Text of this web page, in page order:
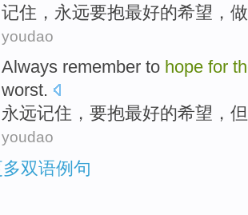
记住 ， 永远要抱最好的希望 ， 做
youdao
Always remember to hope for
worst.
永远记住 ， 要抱最好的希望 ， 但
youdao
双语例句